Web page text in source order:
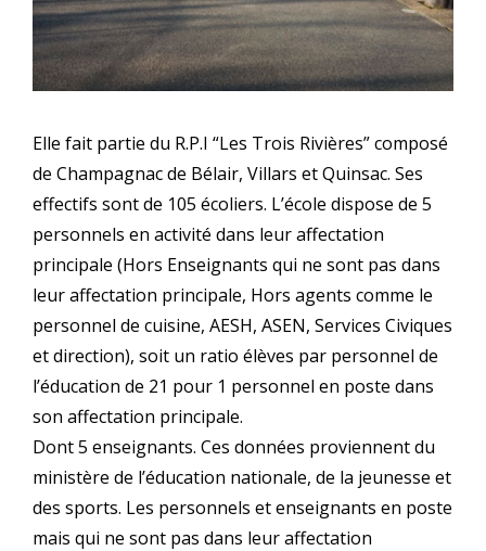
Elle fait partie du R.P.I “Les Trois Rivières” composé
de Champagnac de Bélair, Villars et Quinsac. Ses
effectifs sont de 105 écoliers. L’école dispose de 5
personnels en activité dans leur affectation
principale (Hors Enseignants qui ne sont pas dans
leur affectation principale, Hors agents comme le
personnel de cuisine, AESH, ASEN, Services Civiques
et direction), soit un ratio élèves par personnel de
l’éducation de 21 pour 1 personnel en poste dans
son affectation principale.
Dont 5 enseignants. Ces données proviennent du
ministère de l’éducation nationale, de la jeunesse et
des sports. Les personnels et enseignants en poste
mais qui ne sont pas dans leur affectation